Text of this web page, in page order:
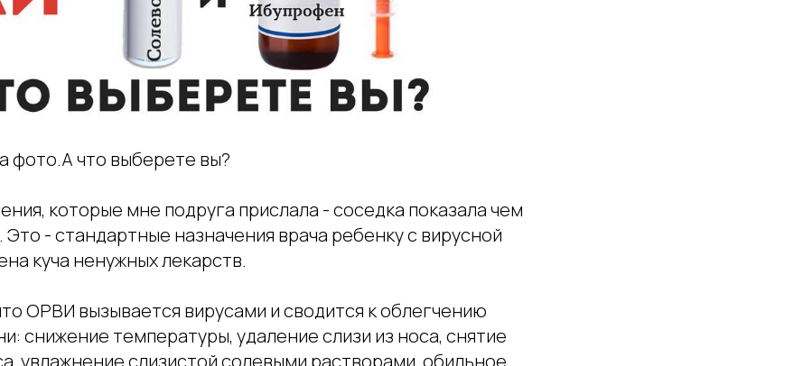
фото.А что выберете вы?
которые мне подруга прислала - соседка показала чем
- стандартные назначения врача ребенку с вирусной
куча ненужных лекарств.
что ОРВИ вызывается вирусами и сводится к облегчению
снижение температуры, удаление слизи из носа, снятие
увлажнение слизистой солевыми растворами, обильное